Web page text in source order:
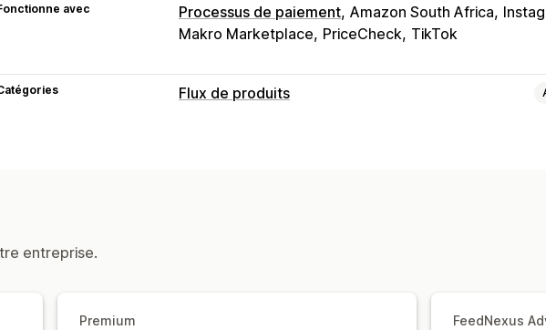
avec Processus de paiement Amazon South Africa
Makro Marketplace PriceCheck TikTok
Flux de produits
Édition en bloc Mises
entreprise.
Premium FeedNexus